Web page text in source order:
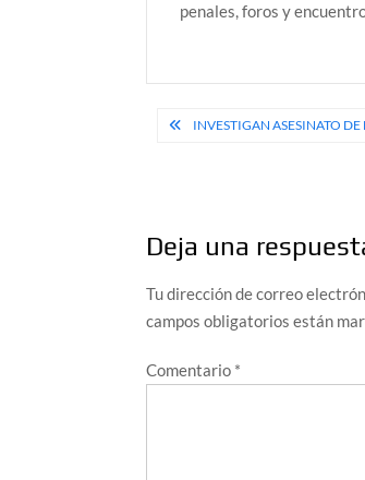
penales, foros y
Navegación
INVESTIGAN ASESINATO
Deja una
Tu dirección de correo
campos obligatorios están
Comentario *